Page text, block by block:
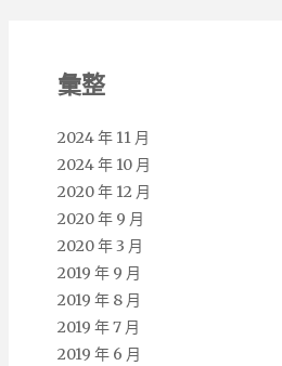
彙整
2024 年 11 月
2024 年 10 月
2020 年 12 月
2020 年 9 月
2020 年 3 月
2019 年 9 月
2019 年 8 月
2019 年 7 月
2019 年 6 月